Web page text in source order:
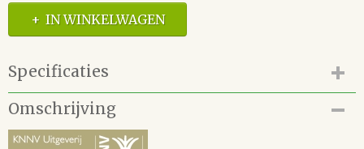
IN WINKELWAGEN
Specificaties
Productcode
42.118.052
EAN code
Omschrijving